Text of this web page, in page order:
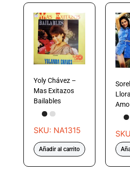
Yoly Chávez –
Mas Exitazos
Bailables
SKU: NA1315
Añadir al carrito